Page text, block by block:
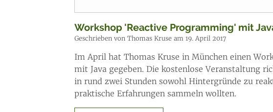
Workshop 'Reactive Programming' mit
Geschrieben von Thomas Kruse am 19. April 2017
Im April hat Thomas Kruse in München einen
mit Java gegeben. Die kostenlose Veranstaltung
in rund zwei Stunden sowohl Hintergründe zu
praktische Erfahrungen sammeln wollten.